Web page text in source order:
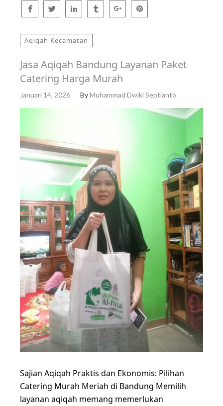
Aqiqah Kecamatan
Jasa Aqiqah Bandung Layanan Paket
Catering Harga Murah
Januari 14, 2026 ByMuhammad Dwiki Septianto
Sajian Aqiqah Praktis dan Ekonomis: Pilihan
Catering Murah Meriah di Bandung Memilih
layanan aqiqah memang memerlukan